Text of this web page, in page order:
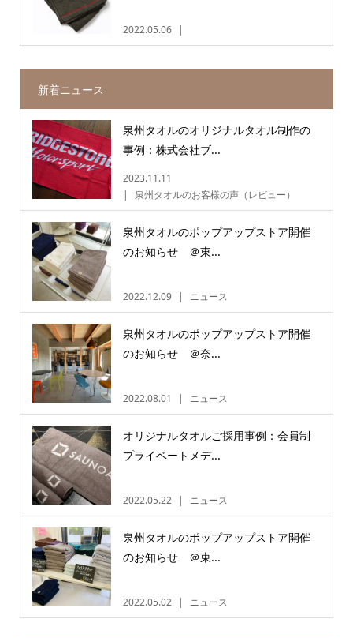
2022.05.06
新着ニュース
泉州タオルのオリジナルタオル制作の
事例：株式会社ブ...
2023.11.11
泉州タオルのお客様の声（レビュー）
泉州タオルのポップアップストア開催
のお知らせ ＠東...
2022.12.09 ニュース
泉州タオルのポップアップストア開催
のお知らせ ＠奈...
2022.08.01 ニュース
オリジナルタオルご採用事例：会員制
プライベートメデ...
2022.05.22 ニュース
泉州タオルのポップアップストア開催
のお知らせ ＠東...
2022.05.02 ニュース